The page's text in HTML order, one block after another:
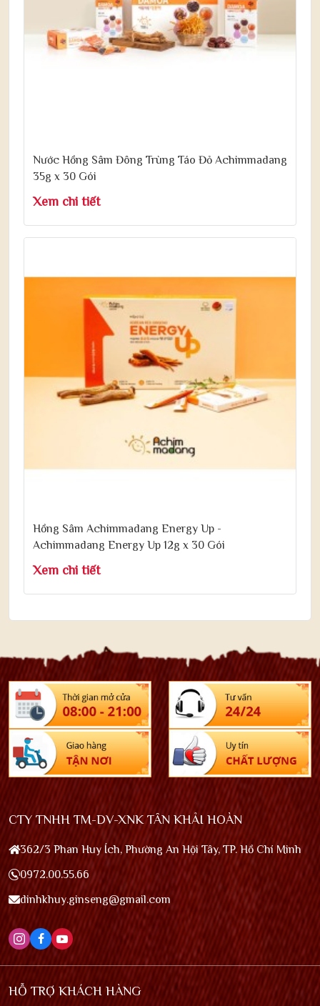
Nước Hồng Sâm Đông Trùng Táo Đỏ Achimmadang
35g x 30 Gói
Xem chi tiết
Hồng Sâm Achimmadang Energy Up -
Achimmadang Energy Up 12g x 30 Gói
Xem chi tiết
CTY TNHH TM-DV-XNK TÂN KHẢI HOÀN
362/3 Phan Huy Ích, Phường An Hội Tây, TP. Hồ Chí Minh
0972.00.55.66
dinhkhuy.ginseng@gmail.com
HỖ TRỢ KHÁCH HÀNG